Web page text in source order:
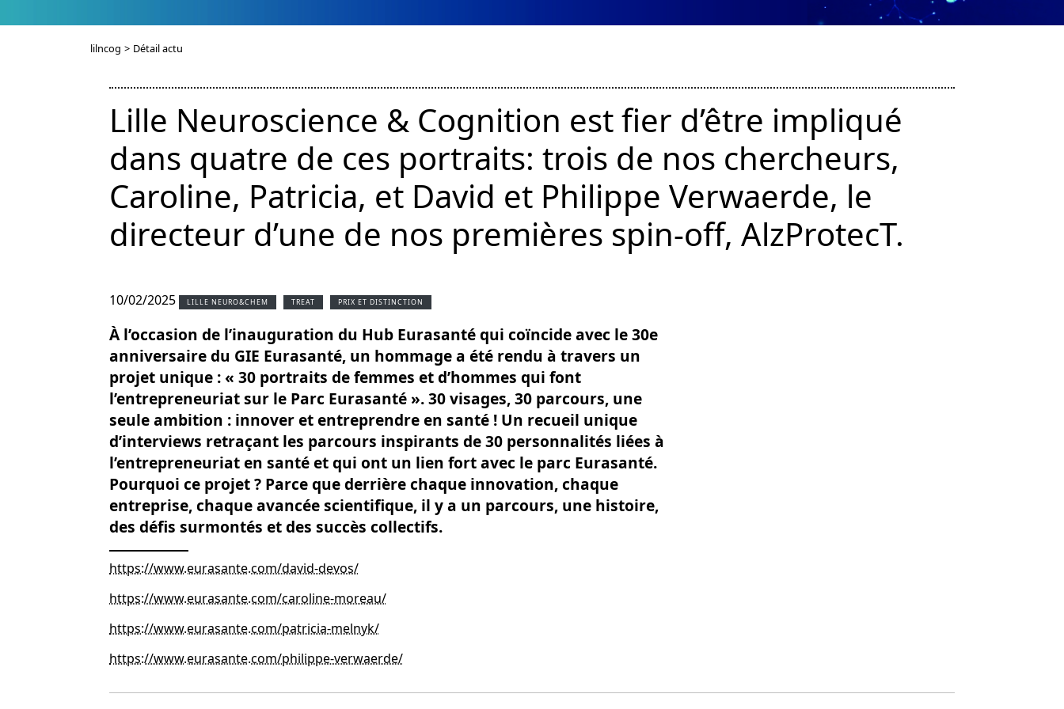
lilncog > Détail actu
Lille Neuroscience & Cognition est fier d’être impliqué
dans quatre de ces portraits: trois de nos chercheurs,
Caroline, Patricia, et David et Philippe Verwaerde, le
directeur d’une de nos premières spin-off, AlzProtecT.
10/02/2025 LILLE NEURO&CHEM TREAT PRIX ET DISTINCTION
À l’occasion de l’inauguration du Hub Eurasanté qui coïncide avec le 30e
anniversaire du GIE Eurasanté, un hommage a été rendu à travers un
projet unique : « 30 portraits de femmes et d’hommes qui font
l’entrepreneuriat sur le Parc Eurasanté ». 30 visages, 30 parcours, une
seule ambition : innover et entreprendre en santé ! Un recueil unique
d’interviews retraçant les parcours inspirants de 30 personnalités liées à
l’entrepreneuriat en santé et qui ont un lien fort avec le parc Eurasanté.
Pourquoi ce projet ? Parce que derrière chaque innovation, chaque
entreprise, chaque avancée scientifique, il y a un parcours, une histoire,
des défis surmontés et des succès collectifs.
https://www.eurasante.com/david-devos/
https://www.eurasante.com/caroline-moreau/
https://www.eurasante.com/patricia-melnyk/
https://www.eurasante.com/philippe-verwaerde/